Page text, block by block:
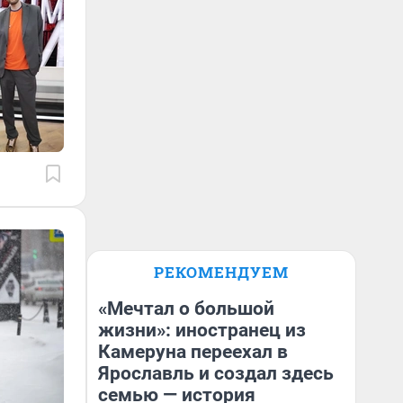
РЕКОМЕНДУЕМ
«Мечтал о большой
жизни»: иностранец из
Камеруна переехал в
Ярославль и создал здесь
семью — история